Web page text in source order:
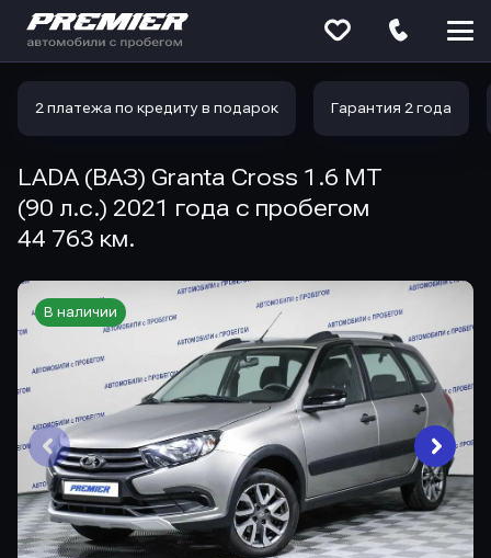
2 платежа по кредиту в подарок Гарантия 2 года
LADA (ВАЗ) Granta Cross 1.6 MT
(90 л.с.) 2021 года с пробегом
44 763 км.
В наличии